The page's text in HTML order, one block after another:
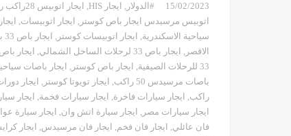
15/02/2023 #الدولار , ايجار HIS , ايجار اتوبيس 28راكب رحلات
اتوبيس مرسيدس ايجار باص كوستر , ايجار اتوبيسات,
سياحية الاسكندرية, ايجار اتوبيسات كوستر , ايجار باص 33 بأرخص سعر في مصر
الاقصر , ايجار باص 33 لرحلات الساحل الشمالي , ايجار باص 33 لرحلات مرسي علم
33 للرحلات الصيفية
, ايجار باص كوستر , ايجار باصات
باصات مرسيدس 50 راكب
, ايجار تويوتا كوستر , ايجار
راكب, ايجار سيارات فاخرة, ايجار سيارات فخمة, ايجار
ايجار سيارات مصر , ايجار سيارة اتش وان, ايجار سيارة
فان عائلي, ايجار فان فخم, ايجار فان مرسيدس, ايجار